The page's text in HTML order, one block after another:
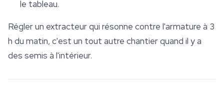
le tableau.
Régler un extracteur qui résonne contre l'armature à 3
h du matin, c'est un tout autre chantier quand il y a
des semis à l'intérieur.